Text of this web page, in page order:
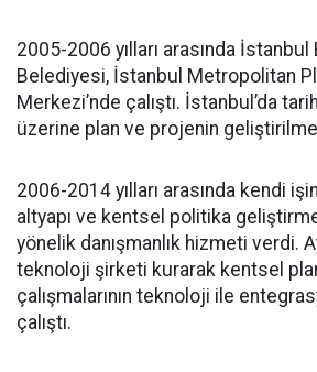
2005-2006 yılları arasında
Belediyesi, İstanbul Metropolitan
Merkezi’nde çalıştı. İstanbul’da
üzerine plan ve projenin
2006-2014 yılları arasında kendi
altyapı ve kentsel politika
yönelik danışmanlık hizmeti verdi.
teknoloji şirketi kurarak kentsel
çalışmalarının teknoloji ile
çalıştı.